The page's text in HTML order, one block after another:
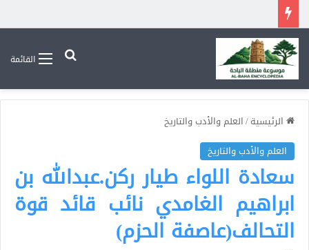
القائمةبحث عن
الرئيسية/العلم والأدب والتاريخ
العلم والأدب والتاريخ
سعادة اللواء طيار ركن.عبدالله بن
ابراهيم الغامدي نائب قائد قوة
التحالف(عاصفة الحزم)